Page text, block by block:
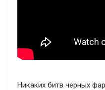
Никаких битв черных